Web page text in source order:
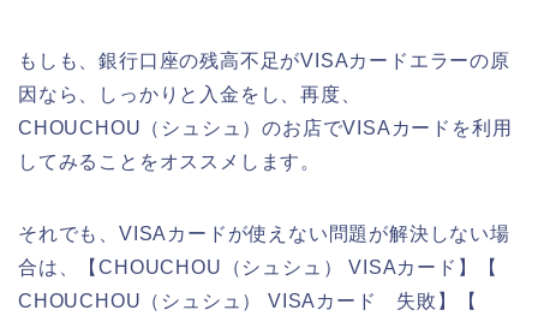
もしも、銀行口座の残高不足がVISAカードエラーの原
因なら、しっかりと入金をし、再度、
CHOUCHOU（シュシュ）のお店でVISAカードを利用
してみることをオススメします。
それでも、VISAカードが使えない問題が解決しない場
合は、【CHOUCHOU（シュシュ） VISAカード】【
CHOUCHOU（シュシュ） VISAカード 失敗】【